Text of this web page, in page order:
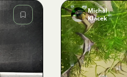
Michal
Klacek